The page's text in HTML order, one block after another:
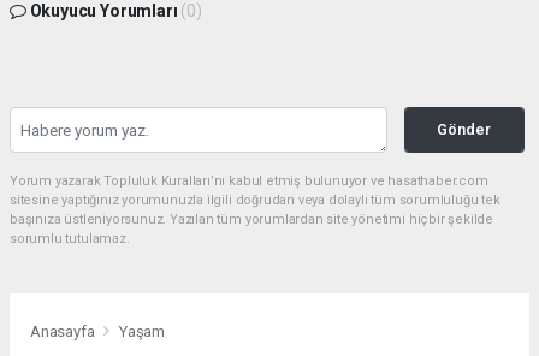
Okuyucu Yorumları (0)
Gönder
Yorum yazarak Topluluk Kuralları’nı kabul etmiş bulunuyor ve hasathaber.com
sitesine yaptığınız yorumunuzla ilgili doğrudan veya dolaylı tüm sorumluluğu tek
başınıza üstleniyorsunuz. Yazılan tüm yorumlardan site yönetimi hiçbir şekilde
sorumlu tutulamaz.
Anasayfa Yaşam